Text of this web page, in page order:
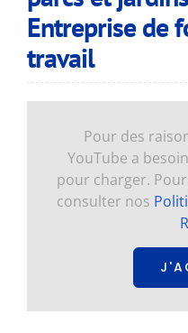
Entreprise de
travail
Pour des
YouTube a
pour charger.
consulter nos